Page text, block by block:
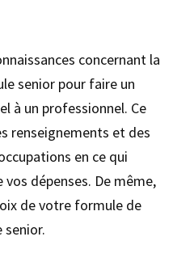
concernant la
senior pour faire un
à un professionnel. Ce
renseignements et des
en ce qui
dépenses. De même,
de votre formule de